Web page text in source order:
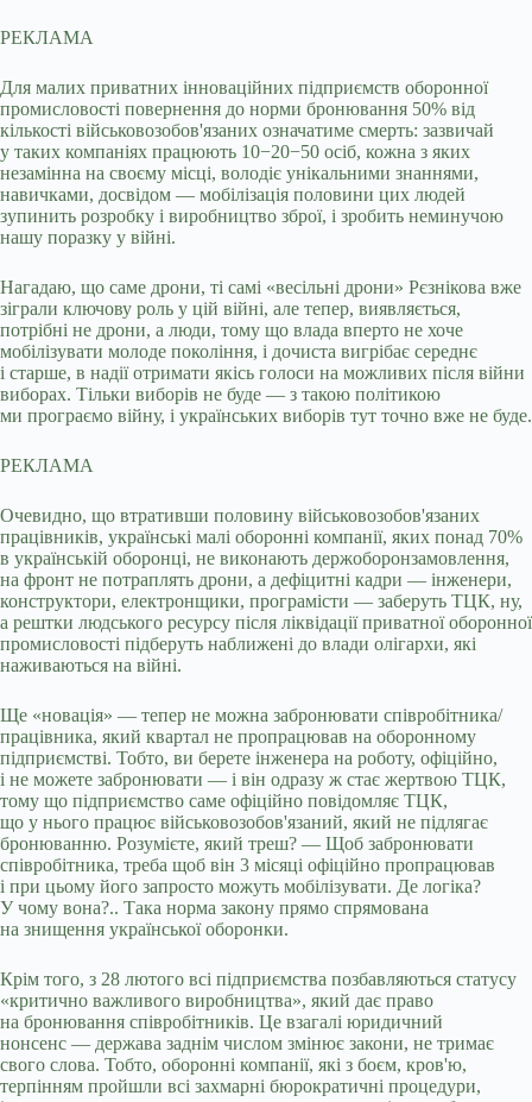
РЕКЛАМА
Для малих приватних інноваційних підприємств оборонної
промисловості повернення до норми бронювання 50% від
кількості військовозобов'язаних означатиме смерть: зазвичай
у таких компаніях працюють 10−20−50 осіб, кожна з яких
незамінна на своєму місці, володіє унікальними знаннями,
навичками, досвідом — мобілізація половини цих людей
зупинить розробку і виробництво зброї, і зробить неминучою
нашу поразку у війні.
Нагадаю, що саме дрони, ті самі «весільні дрони» Рєзнікова вже
зіграли ключову роль у цій війні, але тепер, виявляється,
потрібні не дрони, а люди, тому що влада вперто не хоче
мобілізувати молоде покоління, і дочиста вигрібає середнє
і старше, в надії отримати якісь голоси на можливих після війни
виборах. Тільки виборів не буде — з такою політикою
ми програємо війну, і українських виборів тут точно вже не буде.
РЕКЛАМА
Очевидно, що втративши половину військовозобов'язаних
працівників, українські малі оборонні компанії, яких понад 70%
в українській оборонці, не виконають держоборонзамовлення,
на фронт не потраплять дрони, а дефіцитні кадри — інженери,
конструктори, електронщики, програмісти — заберуть ТЦК, ну,
а рештки людського ресурсу після ліквідації приватної оборонної
промисловості підберуть наближені до влади олігархи, які
наживаються на війні.
Ще «новація» — тепер не можна забронювати співробітника/
працівника, який квартал не пропрацював на оборонному
підприємстві. Тобто, ви берете інженера на роботу, офіційно,
і не можете забронювати — і він одразу ж стає жертвою ТЦК,
тому що підприємство саме офіційно повідомляє ТЦК,
що у нього працює військовозобов'язаний, який не підлягає
бронюванню. Розумієте, який треш? — Щоб забронювати
співробітника, треба щоб він 3 місяці офіційно пропрацював
і при цьому його запросто можуть мобілізувати. Де логіка?
У чому вона?.. Така норма закону прямо спрямована
на знищення української оборонки.
Крім того, з 28 лютого всі підприємства позбавляються статусу
«критично важливого виробництва», який дає право
на бронювання співробітників. Це взагалі юридичний
нонсенс — держава заднім числом змінює закони, не тримає
свого слова. Тобто, оборонні компанії, які з боєм, кров'ю,
терпінням пройшли всі захмарні бюрократичні процедури,